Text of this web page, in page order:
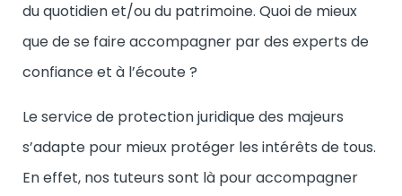
du quotidien et/ou du patrimoine. Quoi de mieux
que de se faire accompagner par des experts de
confiance et à l’écoute ?
Le service de protection juridique des majeurs
s’adapte pour mieux protéger les intérêts de tous.
En effet, nos tuteurs sont là pour accompagner